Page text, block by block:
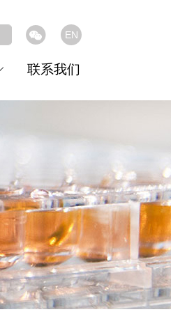
EN
联系我们